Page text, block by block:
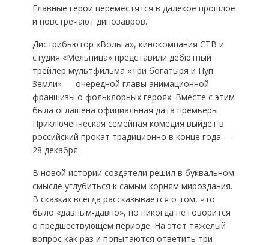
Главные герои переместятся в далекое прошлое
и повстречают динозавров.
Дистрибьютор «Вольга», кинокомпания СТВ и
студия «Мельница» представили дебютный
трейлер мультфильма «Три богатыря и Пуп
Земли» — очередной главы анимационной
франшизы о фольклорных героях. Вместе с этим
была оглашена официальная дата премьеры.
Приключенческая семейная комедия выйдет в
российский прокат традиционно в конце года —
28 декабря.
В новой истории создатели решил в буквальном
смысле углубиться к самым корням мироздания.
В сказках всегда рассказывается о том, что
было «давным-давно», но никогда не говорится
о предшествующем периоде. На этот тяжелый
вопрос как раз и попытаются ответить три